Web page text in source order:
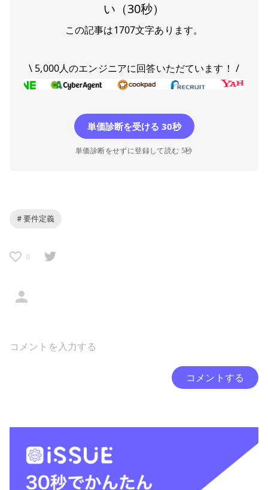
い（30秒）
この記事は1707文字あります。
\ 5,000人のエンジニアに回答いただています！ /
単価診断を受ける 30秒
単価診断をせずに登録して読む 5秒
# 要件定義
0
コメントする